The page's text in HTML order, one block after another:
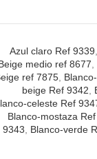
Azul claro Ref 9339
medio ref 8677
ref 7875
beige Ref 9342
celeste Ref
Blanco-mostaza
9343
Blanco-verde